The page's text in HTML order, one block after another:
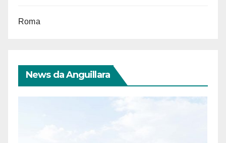
Roma
News da Anguillara